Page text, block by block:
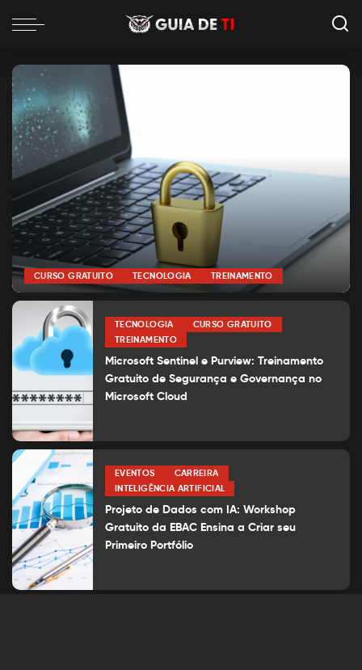
CURSO GRATUITO TECNOLOGIA TREINAMENTO
Posted
por Alexia Silva
TECNOLOGIA
CURSO GRATUITO
TREINAMENTO
Microsoft Sentinel e Purview: Treinamento
Gratuito de Segurança e Governança no
Microsoft Cloud
EVENTOS
CARREIRA
INTELIGÊNCIA ARTIFICIAL
Projeto de Dados com IA: Workshop
Gratuito da EBAC Ensina a Criar seu
Primeiro Portfólio